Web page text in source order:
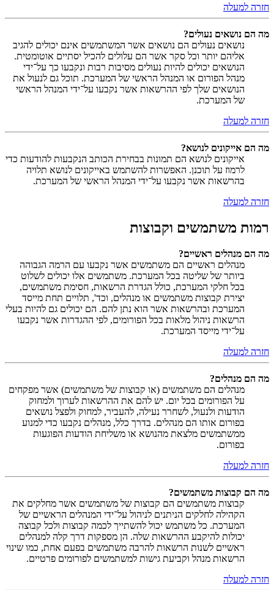
חזרה למעלה
מה הם נושאים נעולים?
נושאים נעולים הם נושאים אשר המשתמשים אינם יכולים להגיב
אליהם יותר וכל סקר אשר הם עלולים להכיל יסתיים אוטומטית.
הנושאים יכולים להיות נעולים מסיבות רבות ונקבעו כך על־ידי
מנהל הפורום או המנהל הראשי של המערכת. תוכל גם לנעול את
הנושאים שלך לפי ההרשאות אשר נקבעו על־ידי המנהל הראשי
של המערכת.
חזרה למעלה
מה הם אייקונים לנושא?
אייקונים לנושא הם תמונות בבחירת הכותב הנקבעות להודעות כדי
לרמוז על תוכנן. האפשרות להשתמש באייקונים לנושא תלויה
בהרשאות אשר נקבעו על־ידי המנהל הראשי של המערכת.
חזרה למעלה
רמות משתמשים וקבוצות
מה הם מנהלים ראשיים?
מנהלים ראשיים הם משתמשים אשר נקבעו עם הרמה הגבוהה
ביותר של שליטה בכל המערכת. משתמשים אלו יכולים לשלוט
בכל חלקי המערכת, כולל הגדרת הרשאות, חסימת משתמשים,
יצירת קבוצות משתמשים או מנהלים, וכד', תלויים תחת מייסד
המערכת ובהרשאות אשר הוא נתן להם. הם יכולים גם להיות בעלי
הרשאות ניהול מלאות בכל הפורומים, לפי ההגדרות אשר נקבעו
על־ידי מייסד המערכת.
חזרה למעלה
מה הם מנהלים?
מנהלים הם משתמשים (או קבוצות של משתמשים) אשר מפקחים
על הפורומים בכל יום. יש להם את ההרשאות לערוך ולמחוק
הודעות ולנעול, לשחרר נעילה, להעביר, למחוק ולפצל נושאים
בפורום אותו הם מנהלים. בדרך כלל, מנהלים נקבעו כדי למנוע
ממשתמשים מלצאת מהנושא או משליחת הודעות הפוגעות
בפורום.
חזרה למעלה
מה הם קבוצות משתמשים?
קבוצות משתמשים הם קבוצות של משתמשים אשר מחלקים את
הקהילה לחלקים הניתנים לניהול על־ידי המנהלים הראשיים של
המערכת. כל משתמש יכול להשתייך לכמה קבוצות ולכל קבוצה
יכולות להיקבע ההרשאות שלה. הן מספקות דרך קלה למנהלים
ראשיים לשנות הרשאות להרבה משתמשים בפעם אחת, כמו שינוי
הרשאות מנהל וקביעת גישות למשתמשים לפורומים פרטיים.
חזרה למעלה